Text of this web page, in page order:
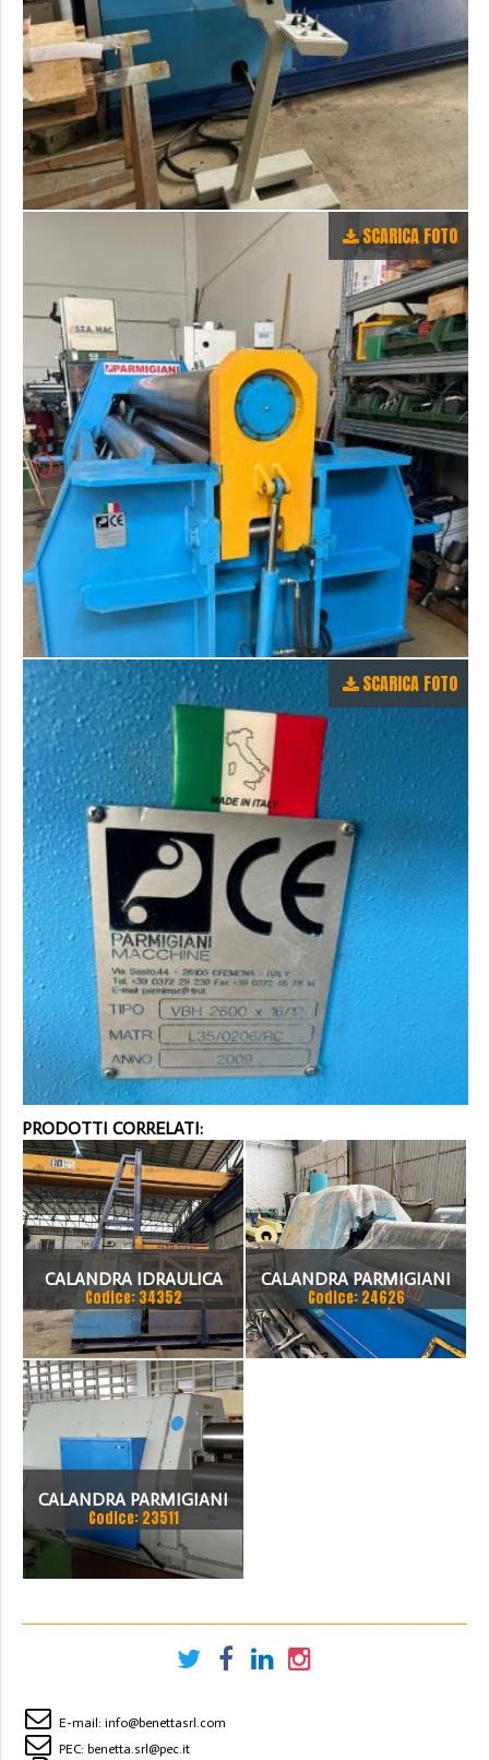
SCARICA FOTO
SCARICA FOTO
PRODOTTI CORRELATI:
CALANDRA IDRAULICA
PARMIGIANI 4 RULLI 3100 X
36/30
Codice: 34352
CALANDRA PARMIGIANI
2050 X 12/15
Codice: 24626
CALANDRA PARMIGIANI
Codice: 23511
E-mail: info@benettasrl.com
PEC: benetta.srl@pec.it